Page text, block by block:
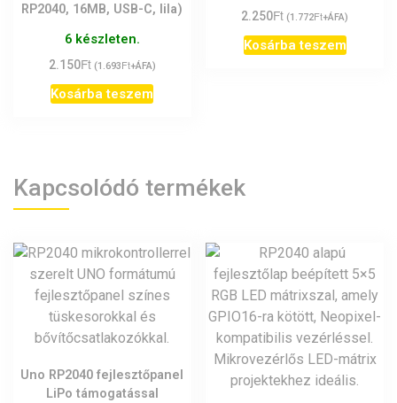
RP2040, 16MB, USB-C, lila)
6 készleten.
2.150Ft (1.693Ft+ÁFA)
Kosárba teszem
2.250Ft (1.772Ft+ÁFA)
Kosárba teszem
Kapcsolódó termékek
Uno RP2040 fejlesztőpanel
LiPo támogatással